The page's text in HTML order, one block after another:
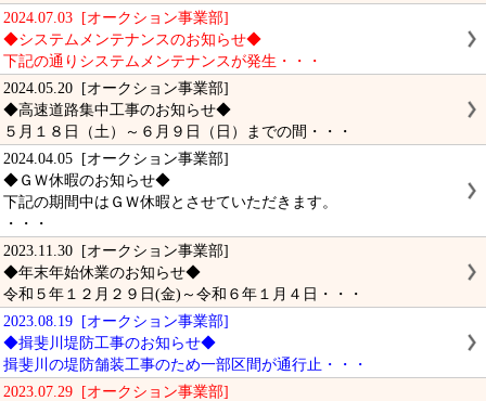
2024.07.03 [オークション事業部]
◆システムメンテナンスのお知らせ◆
下記の通りシステムメンテナンスが発生・・・
2024.05.20 [オークション事業部]
◆高速道路集中工事のお知らせ◆
５月１８日（土）～６月９日（日）までの間・・・
2024.04.05 [オークション事業部]
◆ＧＷ休暇のお知らせ◆
下記の期間中はＧＷ休暇とさせていただきます。
・・・
2023.11.30 [オークション事業部]
◆年末年始休業のお知らせ◆
令和５年１２月２９日(金)～令和６年１月４日・・・
2023.08.19 [オークション事業部]
◆揖斐川堤防工事のお知らせ◆
揖斐川の堤防舗装工事のため一部区間が通行止・・・
2023.07.29 [オークション事業部]